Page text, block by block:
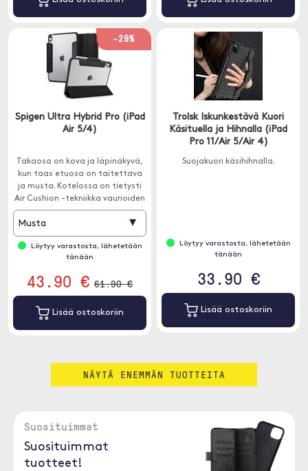
-29%
Spigen Ultra Hybrid Pro (iPad
Air 5/4)
Takaosa on kova ja läpinäkyvä,
kun taas etuosa on taitettava
ja musta. Kotelossa on tietysti
Air Cushion -tekniikka vaurioiden
estämiseksi.
Musta ▾
Löytyy varastosta, lähetetään
tänään
43.90 € 61.90 €
Lisää ostoskoriin
Trolsk Iskunkestävä Kuori
Käsituella ja Hihnalla (iPad
Pro 11/Air 5/Air 4)
Suojakuori käsihihnalla.
Löytyy varastosta, lähetetään
tänään
33.90 €
Lisää ostoskoriin
NÄYTÄ ENEMMÄN TUOTTEITA
Suosituimmat
Suosituimmat
tuotteet!